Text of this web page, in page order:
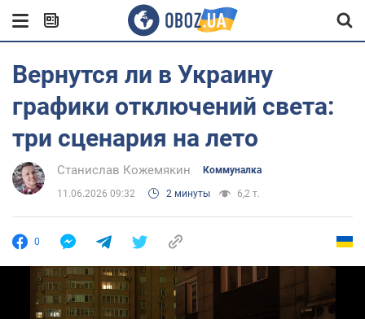
Вернутся ли в Украину
графики отключений света:
три сценария на лето
Станислав Кожемякин Коммуналка
11.06.2026 09:32 2 минуты 6,2 т.
0